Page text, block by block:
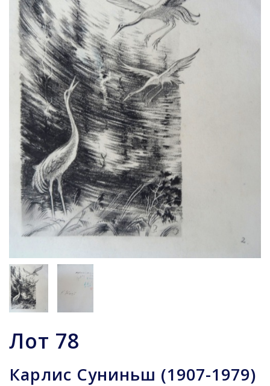
Лот 78
Карлис Суниньш (1907-1979)